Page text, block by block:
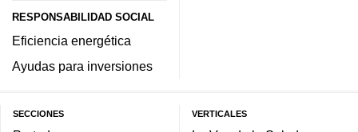
RESPONSABILIDAD SOCIAL
Eficiencia energética
Ayudas para inversiones
SECCIONES VERTICALES